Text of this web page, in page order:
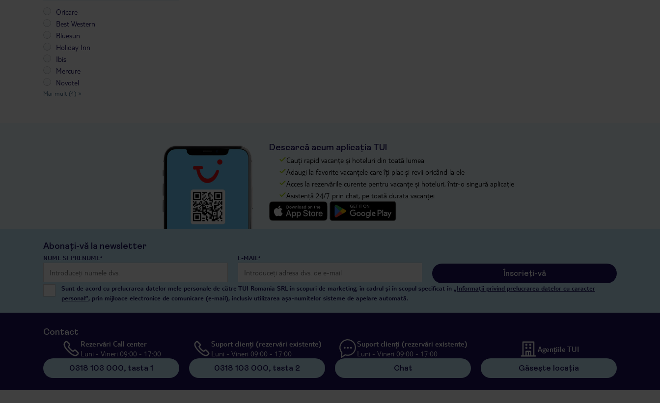
Oricare
Best Western
Bluesun
Holiday Inn
Ibis
Mercure
Novotel
Mai mult (4) »
Descarcă acum aplicația TUI
Cauți rapid vacanțe și hoteluri din toată lumea
Adaugi la favorite vacanțele care îți plac și revii oricând la ele
Acces la rezervările curente pentru vacanțe și hoteluri, într-o singură aplicație
Asistență 24/7 prin chat, pe toată durata vacanței
Abonați-vă la newsletter
NUME SI PRENUME* E-MAIL*
Înscrieți-vă
Sunt de acord cu prelucrarea datelor mele personale de către TUI Romania SRL în scopuri de marketing, în cadrul și în scopul specificat în „Informații privind prelucrarea datelor cu caracter
personal”, prin mijloace electronice de comunicare (e-mail), inclusiv utilizarea așa-numitelor sisteme de apelare automată.
Contact
Rezervări Call center
Luni - Vineri 09:00 - 17:00
0318 103 000, tasta 1
Suport clienți (rezervări existente)
Luni - Vineri 09:00 - 17:00
0318 103 000, tasta 2
Suport clienți (rezervări existente)
Luni - Vineri 09:00 - 17:00
Chat
Agențiile TUI
Găsește locația